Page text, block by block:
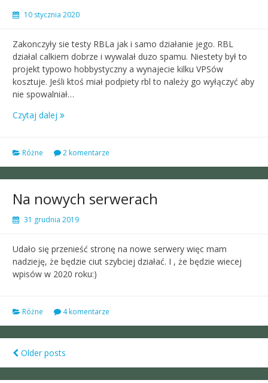
10 stycznia 2020
Zakonczyły sie testy RBLa jak i samo działanie jego. RBL
działal calkiem dobrze i wywalał duzo spamu. Niestety był to
projekt typowo hobbystyczny a wynajecie kilku VPSów
kosztuje. Jeśli ktoś miał podpiety rbl to należy go wyłączyć aby
nie spowalniał…
Czytaj dalej
Różne 2 komentarze
Na nowych serwerach
31 grudnia 2019
Udało się przenieść stronę na nowe serwery więc mam
nadzieję, że będzie ciut szybciej działać. I , że będzie wiecej
wpisów w 2020 roku:)
Różne 4 komentarze
Posts
Older posts